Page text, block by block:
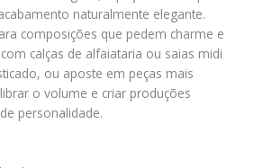
naturalmente elegante.
composições que pedem charme e
calças de alfaiataria ou saias midi
ou aposte em peças mais
o volume e criar produções
personalidade.